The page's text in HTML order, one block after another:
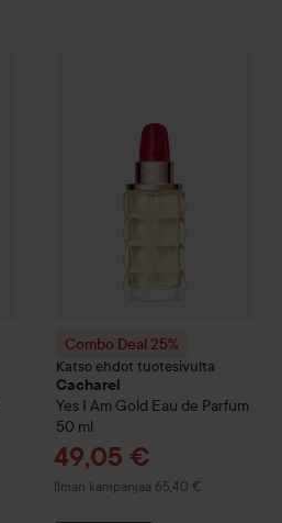
Combo Deal 25%
Katso ehdot tuotesivulta
Cacharel
Yes I Am Gold Eau de Parfum
50 ml
Tarjoushinta
49,05 €
Ilman kampanjaa 65,40 €